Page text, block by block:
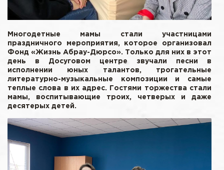
Многодетные мамы стали участницами
праздничного мероприятия, которое организовал
Фонд «Жизнь Абрау-Дюрсо». Только для них в этот
день в Досуговом центре звучали песни в
исполнении юных талантов, трогательные
литературно-музыкальные композиции и самые
теплые слова в их адрес. Гостями торжества стали
мамы, воспитывающие троих, четверых и даже
десятерых детей.